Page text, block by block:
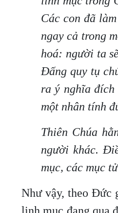
Các con đã
ngay cả trong
hoá: người ta
Đấng quy tụ
ra ý nghĩa đích
một nhân tính
Thiên Chúa
người khác.
mục, các mục
Như vậy, theo Đức